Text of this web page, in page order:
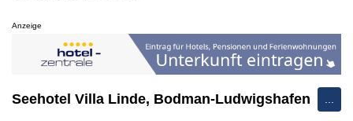
Anzeige
Seehotel Villa Linde, Bodman-Ludwigshafen